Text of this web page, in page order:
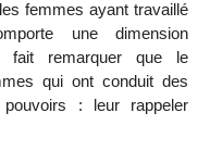
femmes ayant travaillé
une dimension
fait remarquer que le
qui ont conduit des
: leur rappeler